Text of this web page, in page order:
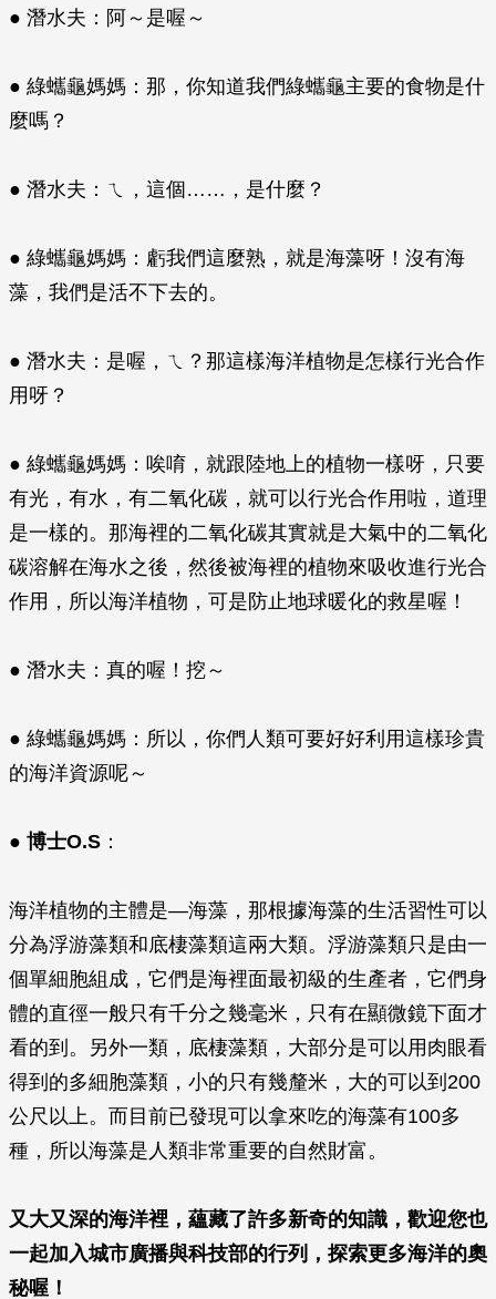
● 潛水夫：阿～是喔～
● 綠蠵龜媽媽：那，你知道我們綠蠵龜主要的食物是什
麼嗎？
● 潛水夫：ㄟ，這個……，是什麼？
● 綠蠵龜媽媽：虧我們這麼熟，就是海藻呀！沒有海
藻，我們是活不下去的。
● 潛水夫：是喔，ㄟ？那這樣海洋植物是怎樣行光合作
用呀？
● 綠蠵龜媽媽：唉唷，就跟陸地上的植物一樣呀，只要
有光，有水，有二氧化碳，就可以行光合作用啦，道理
是一樣的。那海裡的二氧化碳其實就是大氣中的二氧化
碳溶解在海水之後，然後被海裡的植物來吸收進行光合
作用，所以海洋植物，可是防止地球暖化的救星喔！
● 潛水夫：真的喔！挖～
● 綠蠵龜媽媽：所以，你們人類可要好好利用這樣珍貴
的海洋資源呢～
● 博士O.S ：
海洋植物的主體是—海藻，那根據海藻的生活習性可以
分為浮游藻類和底棲藻類這兩大類。浮游藻類只是由一
個單細胞組成，它們是海裡面最初級的生產者，它們身
體的直徑一般只有千分之幾毫米，只有在顯微鏡下面才
看的到。另外一類，底棲藻類，大部分是可以用肉眼看
得到的多細胞藻類，小的只有幾釐米，大的可以到200
公尺以上。而目前已發現可以拿來吃的海藻有100多
種，所以海藻是人類非常重要的自然財富。
又大又深的海洋裡，蘊藏了許多新奇的知識，歡迎您也
一起加入城市廣播與科技部的行列，探索更多海洋的奧
秘喔！